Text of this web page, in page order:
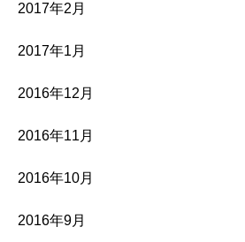
2017年2月
2017年1月
2016年12月
2016年11月
2016年10月
2016年9月